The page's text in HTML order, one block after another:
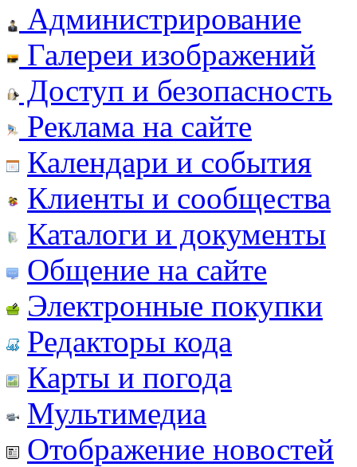
Администрирование
Галереи изображений
Доступ и безопасность
Реклама на сайте
Календари и события
Клиенты и сообщества
Каталоги и документы
Общение на сайте
Электронные покупки
Редакторы кода
Карты и погода
Мультимедиа
Отображение новостей